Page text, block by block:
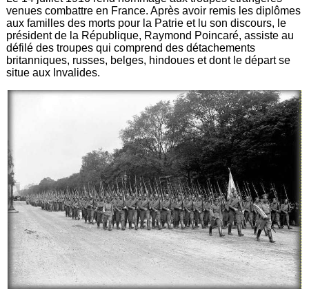
venues combattre en France. Après avoir remis les diplômes
aux familles des morts pour la Patrie et lu son discours, le
président de la République, Raymond Poincaré, assiste au
défilé des troupes qui comprend des détachements
britanniques, russes, belges, hindoues et dont le départ se
situe aux Invalides.